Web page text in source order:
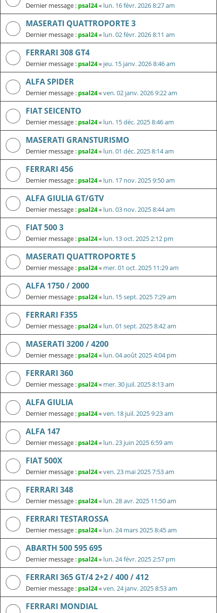
Dernier message : psal24« lun. 16 févr. 2026 8:27 am
MASERATI QUATTROPORTE 3
Dernier message : psal24« lun. 02 févr. 2026 8:11 am
FERRARI 308 GT4
Dernier message : psal24« jeu. 15 janv. 2026 8:46 am
ALFA SPIDER
Dernier message : psal24«ven. 02 janv. 2026 9:22 am
FIAT SEICENTO
Dernier message : psal24« lun. 15 déc. 2025 8:46 am
MASERATI GRANSTURISMO
Dernier message : psal24« lun. 01 déc. 2025 8:14 am
FERRARI 456
Dernier message : psal24« lun. 17 nov. 2025 9:50 am
ALFA GIULIA GT/GTV
Dernier message : psal24« lun. 03 nov. 2025 8:44 am
FIAT 500 3
Dernier message : psal24« lun. 13 oct. 2025 2:12 pm
MASERATI QUATTROPORTE 5
Dernier message : psal24« mer. 01 oct. 2025 11:29 am
ALFA 1750 / 2000
Dernier message : psal24« lun. 15 sept. 2025 7:29 am
FERRARI F355
Dernier message : psal24« lun. 01 sept. 2025 8:42 am
MASERATI 3200 / 4200
Dernier message : psal24« lun. 04 août 2025 4:04 pm
FERRARI 360
Dernier message : psal24« mer. 30 juil. 2025 8:13 am
ALFA GIULIA
Dernier message : psal24«ven. 18 juil. 2025 9:23 am
ALFA 147
Dernier message : psal24« lun. 23 juin 2025 6:59 am
FIAT 500X
Dernier message : psal24«ven. 23 mai 2025 7:53 am
FERRARI 348
Dernier message : psal24« lun. 28 avr. 2025 11:50 am
FERRARI TESTAROSSA
Dernier message : psal24« lun. 24 mars 2025 8:45 am
ABARTH 500 595 695
Dernier message : psal24« lun. 24 févr. 2025 2:57 pm
FERRARI 365 GT/4 2+2 / 400 / 412
Dernier message : psal24«ven. 24 janv. 2025 8:53 am
FERRARI MONDIAL